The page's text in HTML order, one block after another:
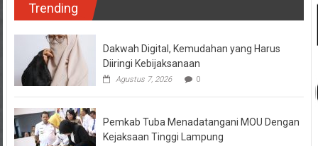
Trending
Dakwah Digital, Kemudahan yang Harus
Diiringi Kebijaksanaan
Agustus 7, 2026 0
Pemkab Tuba Menadatangani MOU Dengan
Kejaksaan Tinggi Lampung